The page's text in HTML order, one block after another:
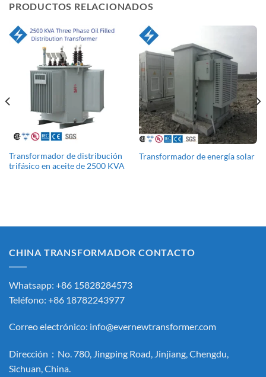
PRODUCTOS RELACIONADOS
Transformador de distribución
trifásico en aceite de 2500 KVA
Transformador de energía solar
CHINA TRANSFORMADOR CONTACTO
Whatsapp: +86 15828284573
Teléfono: +86 18782243977
Correo electrónico: info@evernewtransformer.com
Dirección：No. 780, Jingping Road, Jinjiang, Chengdu,
Sichuan, China.